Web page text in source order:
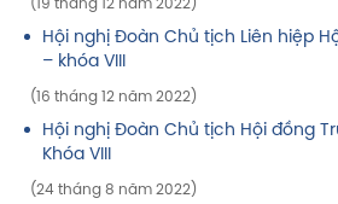
(19 tháng 12 năm 2022)
Hội nghị Đoàn Chủ tịch Liên hiệp
– khóa VIII
(16 tháng 12 năm 2022)
Hội nghị Đoàn Chủ tịch Hội đồng
Khóa VIII
(24 tháng 8 năm 2022)